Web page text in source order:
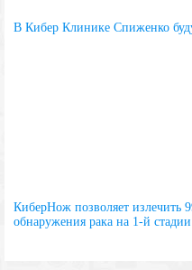
В Кибер Клинике Спиженко
КиберНож позволяет излечить
обнаружения рака на 1-й стадии